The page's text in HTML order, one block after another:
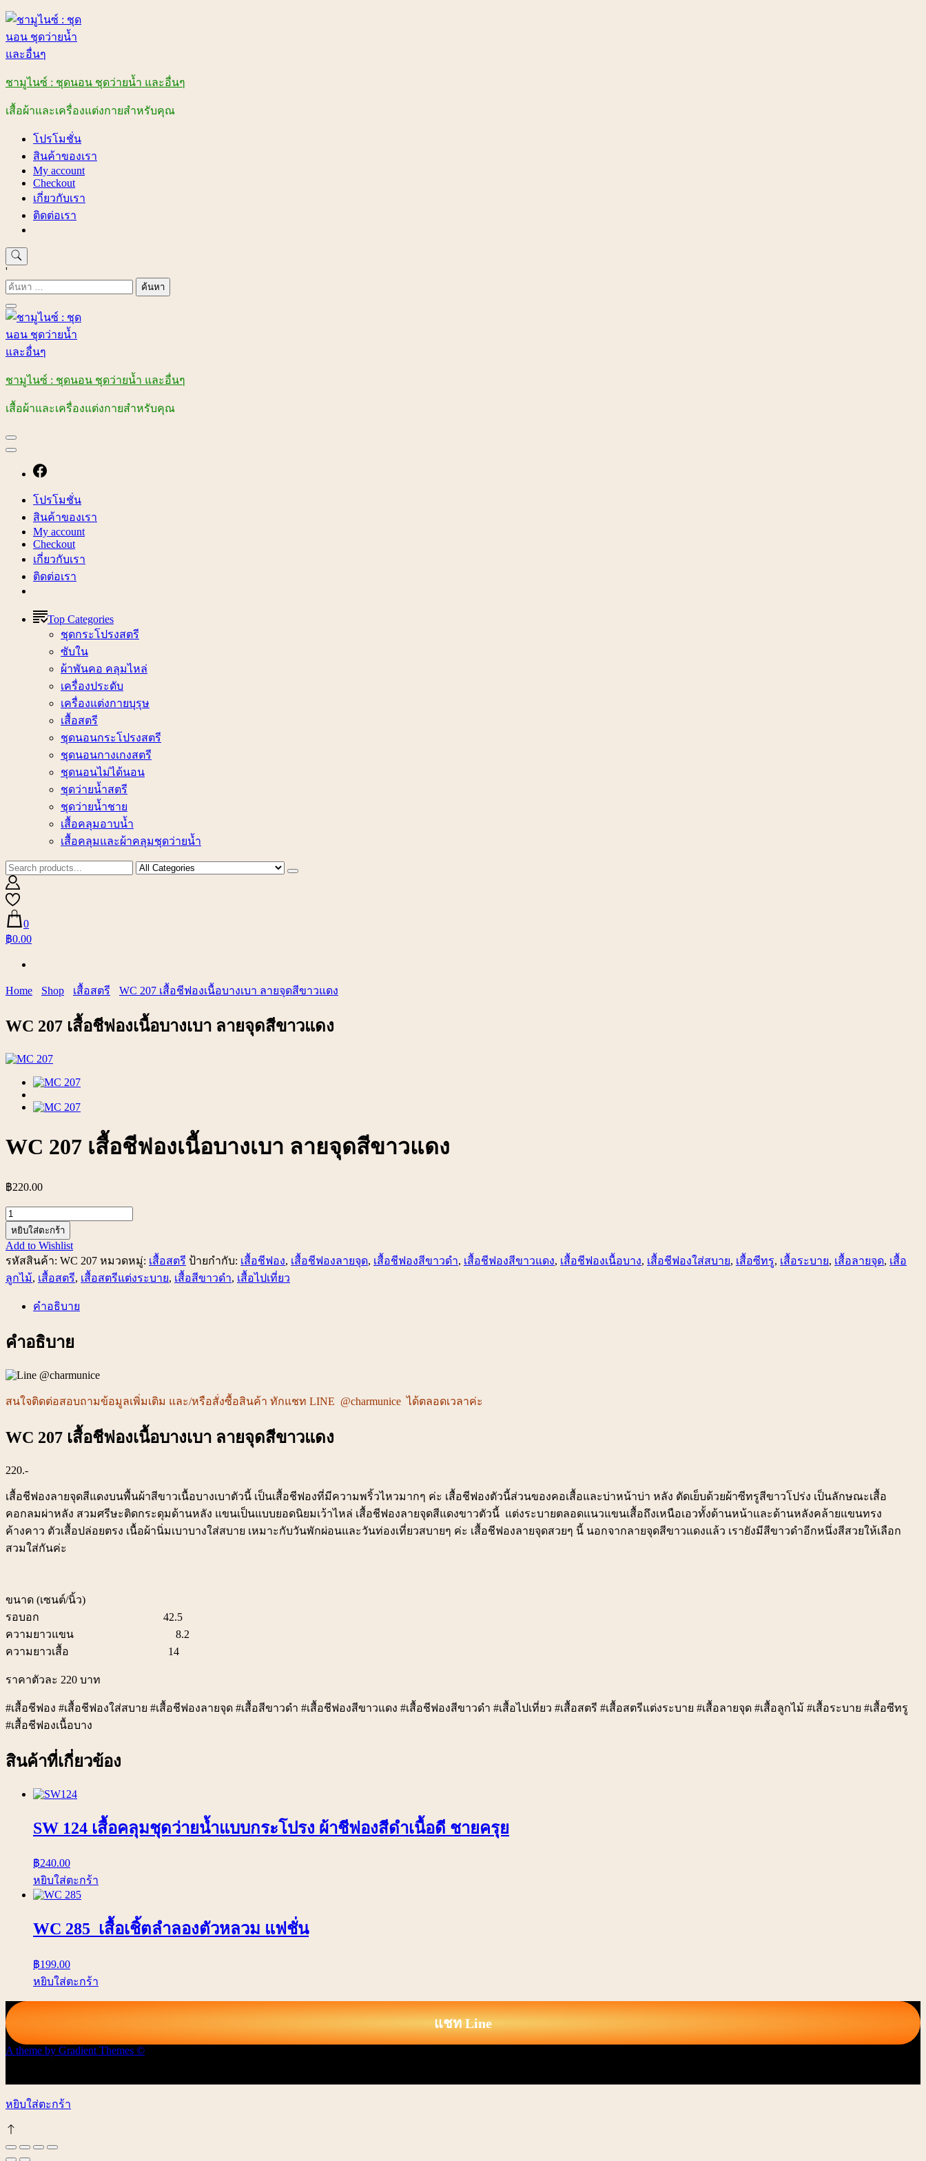
Skip
content
ชามูไนซ์ : ชุดนอน ชุดว่ายน้ำ และอื่นๆ
เสื้อผ้าและเครื่องแต่งกายสำหรับคุณ
โปรโมชั่น
สินค้าของเรา
My account
Checkout
เกี่ยวกับเรา
ติดต่อเรา
'
ค้นหา
สำหรับ:
ชามูไนซ์ : ชุดนอน ชุดว่ายน้ำ และอื่นๆ
เสื้อผ้าและเครื่องแต่งกายสำหรับคุณ
โปรโมชั่น
สินค้าของเรา
My account
Checkout
เกี่ยวกับเรา
ติดต่อเรา
Top Categories
ชุดกระโปรงสตรี
ซับใน
ผ้าพันคอ คลุมไหล่
เครื่องประดับ
เครื่องแต่งกายบุรุษ
เสื้อสตรี
ชุดนอนกระโปรงสตรี
ชุดนอนกางเกงสตรี
ชุดนอนไม่ได้นอน
ชุดว่ายน้ำสตรี
ชุดว่ายน้ำชาย
เสื้อคลุมอาบน้ำ
เสื้อคลุมและผ้าคลุมชุดว่ายน้ำ
0
฿0.00
Home Shop เสื้อสตรี WC 207 เสื้อชีฟองเนื้อบางเบา ลายจุดสีขาวแดง
WC 207 เสื้อชีฟองเนื้อบางเบา ลายจุดสีขาวแดง
WC 207 เสื้อชีฟองเนื้อบางเบา ลายจุดสีขาวแดง
฿220.00
จำนวน
WC
207
เสื้อ
ชีฟอง
บางเบา
จุด
ขาว
แดง
หยิบใส่ตะกร้า
Add to Wishlist
รหัสสินค้า: WC 207 หมวดหมู่: เสื้อสตรี ป้ายกำกับ: เสื้อชีฟอง, เสื้อชีฟองลายจุด, เสื้อชีฟองสีขาวดำ, เสื้อชีฟองสีขาวแดง, เสื้อชีฟองเนื้อบาง, เสื้อชีฟองใส่สบาย, เสื้อซีทรู, เสื้อระบาย, เสื้อลายจุด, เสื้อ
ลูกไม้, เสื้อสตรี, เสื้อสตรีแต่งระบาย, เสื้อสีขาวดำ, เสื้อไปเที่ยว
คำอธิบาย
คำอธิบาย
สนใจติดต่อสอบถามข้อมูลเพิ่มเติม และ/หรือสั่งซื้อสินค้า ทักแชท LINE @charmunice ได้ตลอดเวลาค่ะ
WC 207 เสื้อชีฟองเนื้อบางเบา ลายจุดสีขาวแดง
220.-
เสื้อชีฟองลายจุดสีแดงบนพื้นผ้าสีขาวเนื้อบางเบาตัวนี้ เป็นเสื้อชีฟองที่มีความพริ้วไหวมากๆ ค่ะ เสื้อชีฟองตัวนี้ส่วนของคอเสื้อและบ่าหน้าบ่า หลัง ตัดเย็บด้วยผ้าซีทรูสีขาวโปร่ง เป็นลักษณะเสื้อ
คอกลมผ่าหลัง สวมศรีษะติดกระดุมด้านหลัง แขนเป็นแบบยอดนิยมเว้าไหล่ เสื้อชีฟองลายจุดสีแดงขาวตัวนี้ แต่งระบายตลอดแนวแขนเสื้อถึงเหนือเอวทั้งด้านหน้าและด้านหลังคล้ายแขนทรง
ค้างคาว ตัวเสื้อปล่อยตรง เนื้อผ้านิ่มเบาบางใส่สบาย เหมาะกับวันพักผ่อนและวันท่องเที่ยวสบายๆ ค่ะ เสื้อชีฟองลายจุดสวยๆ นี้ นอกจากลายจุดสีขาวแดงแล้ว เรายังมีสีขาวดำอีกหนึ่งสีสวยให้เลือก
สวมใส่กันค่ะ
ขนาด (เซนต์/นิ้ว)
รอบอก 42.5
ความยาวแขน 8.2
ความยาวเสื้อ 14
ราคาตัวละ 220 บาท
#เสื้อชีฟอง #เสื้อชีฟองใส่สบาย #เสื้อชีฟองลายจุด #เสื้อสีขาวดำ #เสื้อชีฟองสีขาวแดง #เสื้อชีฟองสีขาวดำ #เสื้อไปเที่ยว #เสื้อสตรี #เสื้อสตรีแต่งระบาย #เสื้อลายจุด #เสื้อลูกไม้ #เสื้อระบาย #เสื้อซีทรู
#เสื้อชีฟองเนื้อบาง
สินค้าที่เกี่ยวข้อง
SW 124 เสื้อคลุมชุดว่ายน้ำแบบกระโปรง ผ้าชีฟองสีดำเนื้อดี ชายครุย
฿240.00
หยิบใส่ตะกร้า
WC 285 เสื้อเชิ้ตลำลองตัวหลวม แฟชั่น
฿199.00
หยิบใส่ตะกร้า
แชท Line
A theme by Gradient Themes ©
หยิบใส่ตะกร้า